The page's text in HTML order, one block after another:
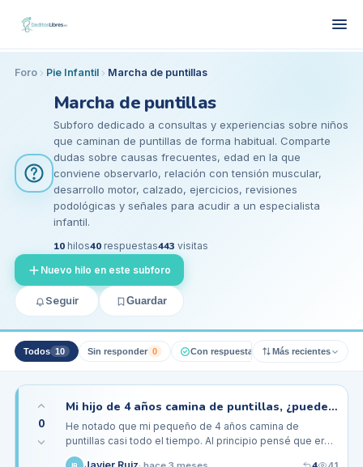
Foro Pie Infantil Marcha de puntillas
Marcha de puntillas
Subforo dedicado a consultas y experiencias sobre niños
que caminan de puntillas de forma habitual. Comparte
dudas sobre causas frecuentes, edad en la que
conviene observarlo, relación con tensión muscular,
desarrollo motor, calzado, ejercicios, revisiones
podológicas y señales para acudir a un especialista
infantil.
10hilos40respuestas443 visitas
Nuevo hilo en este subforo
Seguir Guardar
Todos 10 Sin responder 0 Con respuesta pro 0 Resueltos
Más recientes
0
Mi hijo de 4 años camina de puntillas, ¿puede afectar su desarrollo motor?
He notado que mi pequeño de 4 años camina de
puntillas casi todo el tiempo. Al principio pensé que era
algo normal de su edad, pero he escuchado que puede